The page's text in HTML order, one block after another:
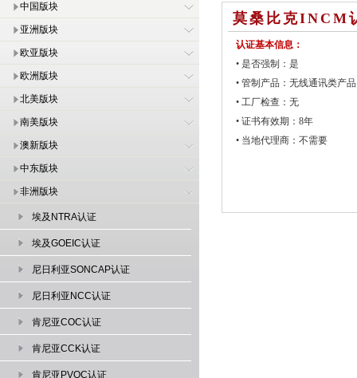
中国版块
亚洲版块
欧亚版块
欧洲版块
北美版块
南美版块
澳新版块
中东版块
非洲版块
埃及NTRA认证
埃及GOEIC认证
尼日利亚SONCAP认证
尼日利亚NCC认证
肯尼亚COC认证
肯尼亚CCK认证
肯尼亚PVOC认证
莫桑比克INCM
认证基本信息：
• 是否强制：是
• 管制产品：无线通讯类产品
• 工厂检查：无
• 证书有效期：8年
• 当地代理商：不需要